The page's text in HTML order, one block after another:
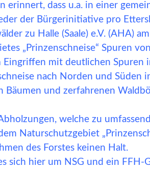
erinnert, dass u.a. in einer
der Bürgerinitiative pro
zu Halle (Saale) e.V. (AHA)
„Prinzenschneise“ Spuren
mit deutlichen Spuren
nach Norden und Süden
Bäumen und zerfahrenen
welche zu
Naturschutzgebiet
des Forstes keinen Halt.
sich hier um NSG und ein FFH-